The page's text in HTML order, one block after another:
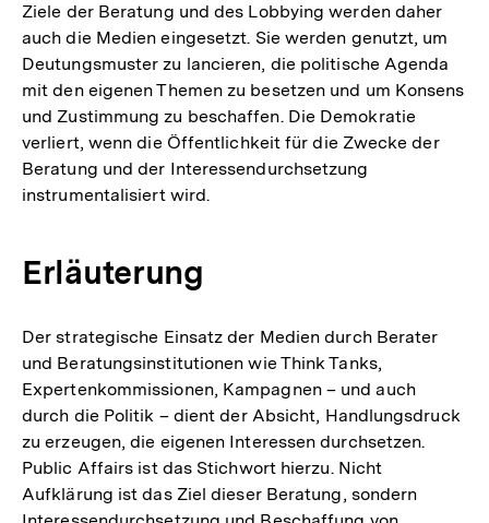
Ziele der Beratung und des Lobbying werden daher
auch die Medien eingesetzt. Sie werden genutzt, um
Deutungsmuster zu lancieren, die politische Agenda
mit den eigenen Themen zu besetzen und um Konsens
und Zustimmung zu beschaffen. Die Demokratie
verliert, wenn die Öffentlichkeit für die Zwecke der
Beratung und der Interessendurchsetzung
instrumentalisiert wird.
Erläuterung
Der strategische Einsatz der Medien durch Berater
und Beratungsinstitutionen wie Think Tanks,
Expertenkommissionen, Kampagnen – und auch
durch die Politik – dient der Absicht, Handlungsdruck
zu erzeugen, die eigenen Interessen durchsetzen.
Public Affairs ist das Stichwort hierzu. Nicht
Aufklärung ist das Ziel dieser Beratung, sondern